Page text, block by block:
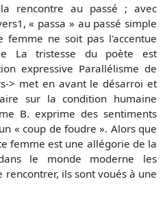
rencontre au passé ; avec
« passa » au passé simple
ne soit pas l'accentue
La tristesse du poète est
expressive Parallélisme de
> met en avant le désarroi et
sur la condition humaine
B. exprime des sentiments
« coup de foudre ». Alors que
femme est une allégorie de la
le monde moderne les
ils sont voués à une